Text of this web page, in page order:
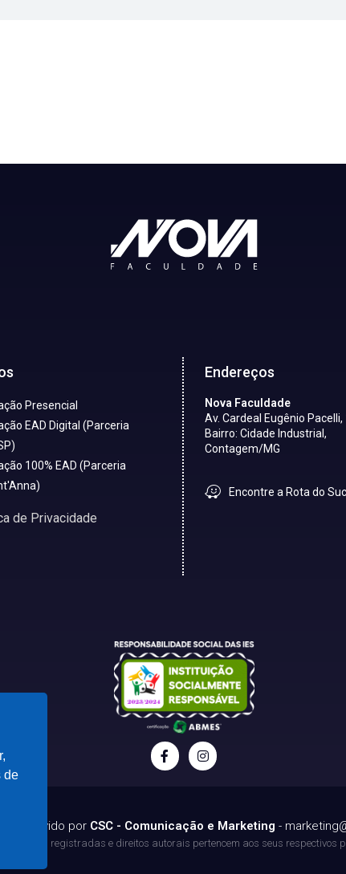
Presencial
EAD Digital (Parceria
100% EAD (Parceria
de Privacidade
Endereços
Nova Faculdade
Av. Cardeal Eugênio Pacelli,
Bairro: Cidade Industrial,
Contagem/MG
Encontre a Rota do
por CSC - Comunicação e Marketing -
as marcas registradas e direitos autorais pertencem aos seus respectivos
de